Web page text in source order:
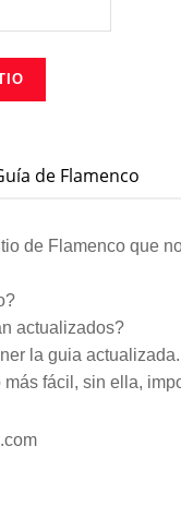
de Flamenco
de Flamenco que
actualizados?
la guia
fácil, sin ella,